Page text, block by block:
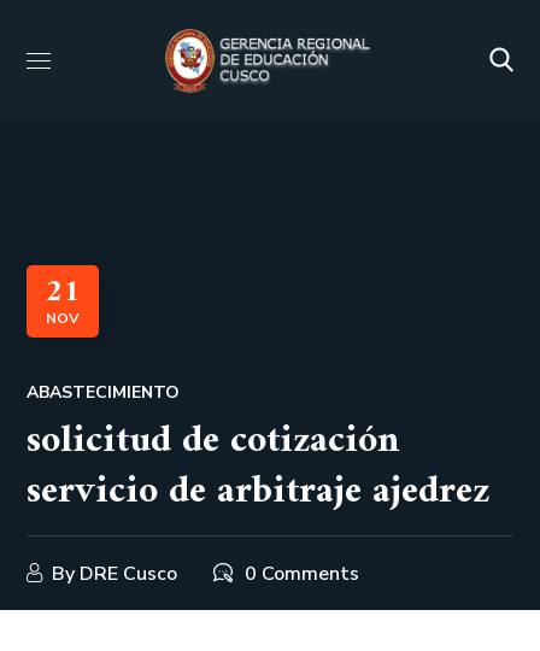
21
NOV
ABASTECIMIENTO
solicitud de cotización
servicio de arbitraje ajedrez
By DRE Cusco 0 Comments